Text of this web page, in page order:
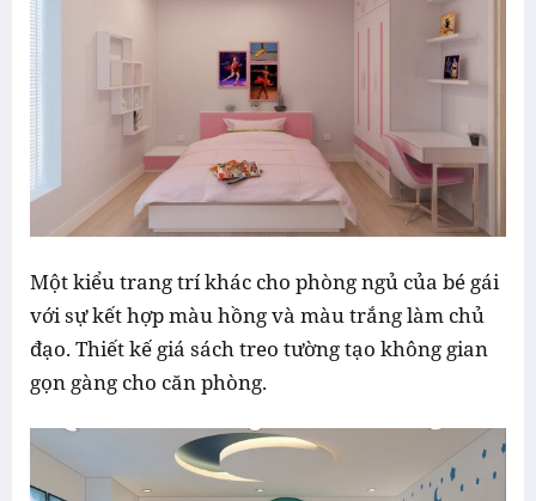
Một kiểu trang trí khác cho phòng ngủ của bé gái
với sự kết hợp màu hồng và màu trắng làm chủ
đạo. Thiết kế giá sách treo tường tạo không gian
gọn gàng cho căn phòng.